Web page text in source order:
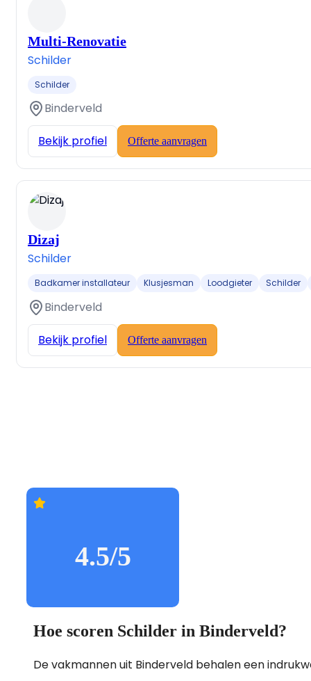
Multi-Renovatie
Schilder
Schilder
Binderveld
Bekijk profiel Offerte aanvragen
Dizaj
Schilder
Badkamer installateur Klusjesman Loodgieter Schilder
Binderveld
Bekijk profiel Offerte aanvragen
4.5/5
Hoe scoren Schilder in Binderveld?
De vakmannen uit Binderveld behalen een